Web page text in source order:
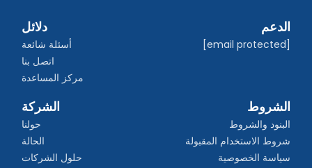
دلائل
أسئلة شائعة
اتصل بنا
مركز المساعدة
الدعم
[email protected]
الشركة
حولنا
الحالة
حلول الشركات
الشروط
البنود والشروط
شروط الاستخدام المقبولة
سياسة الخصوصية